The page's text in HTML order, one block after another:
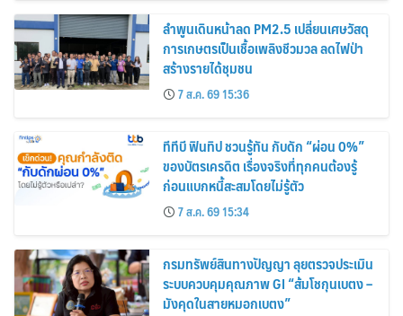
ลำพูนเดินหน้าลด PM2.5 เปลี่ยนเศษวัสดุ
การเกษตรเป็นเชื้อเพลิงชีวมวล ลดไฟป่า
สร้างรายได้ชุมชน
7 ส.ค. 69 15:36
ทีทีบี ฟินทิป ชวนรู้ทัน กับดัก “ผ่อน 0%”
ของบัตรเครดิต เรื่องจริงที่ทุกคนต้องรู้
ก่อนแบกหนี้สะสมโดยไม่รู้ตัว
7 ส.ค. 69 15:34
กรมทรัพย์สินทางปัญญา ลุยตรวจประเมิน
ระบบควบคุมคุณภาพ GI “ส้มโชกุนเบตง –
มังคุดในสายหมอกเบตง”